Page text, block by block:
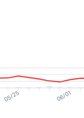
05/25 06/01